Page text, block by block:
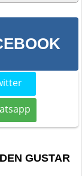
GUSTAR